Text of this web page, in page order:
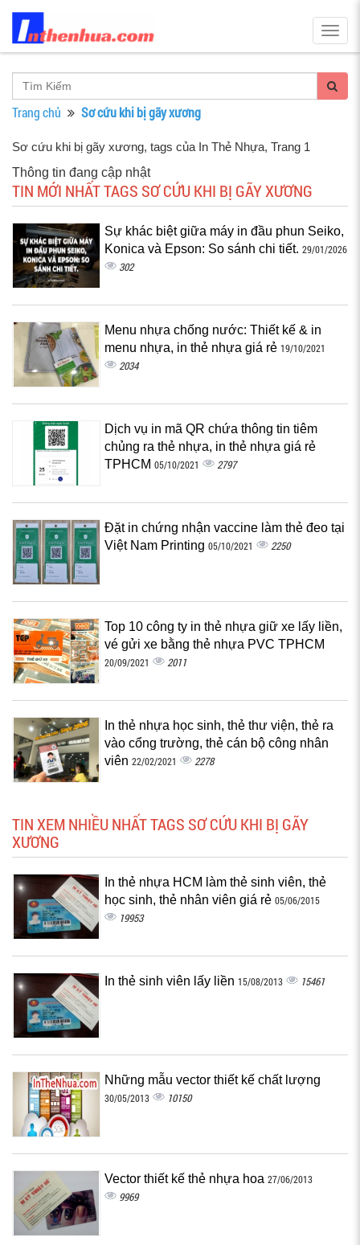
Trang chủ Sơ cứu khi bị gãy xương
Sơ cứu khi bị gãy xương, tags của In Thẻ Nhựa, Trang 1
Thông tin đang cập nhật
TIN MỚI NHẤT TAGS SƠ CỨU KHI BỊ GÃY XƯƠNG
Sự khác biệt giữa máy in đầu phun Seiko,
Konica và Epson: So sánh chi tiết. 29/01/2026
302
Menu nhựa chống nước: Thiết kế & in
menu nhựa, in thẻ nhựa giá rẻ 19/10/2021
2034
Dịch vụ in mã QR chứa thông tin tiêm
chủng ra thẻ nhựa, in thẻ nhựa giá rẻ
TPHCM 05/10/2021 2797
Đặt in chứng nhận vaccine làm thẻ đeo tại
Việt Nam Printing 05/10/2021 2250
Top 10 công ty in thẻ nhựa giữ xe lấy liền,
vé gửi xe bằng thẻ nhựa PVC TPHCM
20/09/2021 2011
In thẻ nhựa học sinh, thẻ thư viện, thẻ ra
vào cổng trường, thẻ cán bộ công nhân
viên 22/02/2021 2278
TIN XEM NHIỀU NHẤT TAGS SƠ CỨU KHI BỊ GÃY
XƯƠNG
In thẻ nhựa HCM làm thẻ sinh viên, thẻ
học sinh, thẻ nhân viên giá rẻ 05/06/2015
19953
In thẻ sinh viên lấy liền 15/08/2013 15461
Những mẫu vector thiết kế chất lượng
30/05/2013 10150
Vector thiết kế thẻ nhựa hoa 27/06/2013
9969